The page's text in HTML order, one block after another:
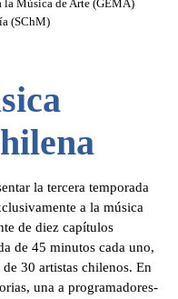
la Música de Arte (GEMA)
(SChM)
la tercera temporada
a la música
de diez capítulos
de 45 minutos cada uno,
30 artistas chilenos. En
una a programadores-